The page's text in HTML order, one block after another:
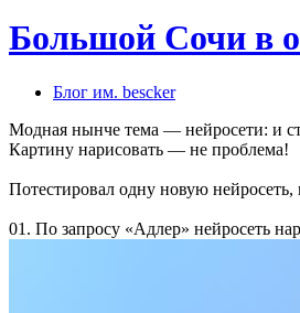
Большой Сочи в
Блог им. bescker
Модная нынче тема — нейросети: и
Картину нарисовать — не проблема!
Потестировал одну новую нейросеть,
01. По запросу «Адлер» нейросеть